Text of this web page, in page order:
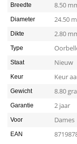
Breedte 8.50
Diameter 24.50
Dikte 2.80
Type
Staat Nieuw
Keur Keur
Gewicht 8.80
Garantie 2 jaar
Voor Dames
EAN